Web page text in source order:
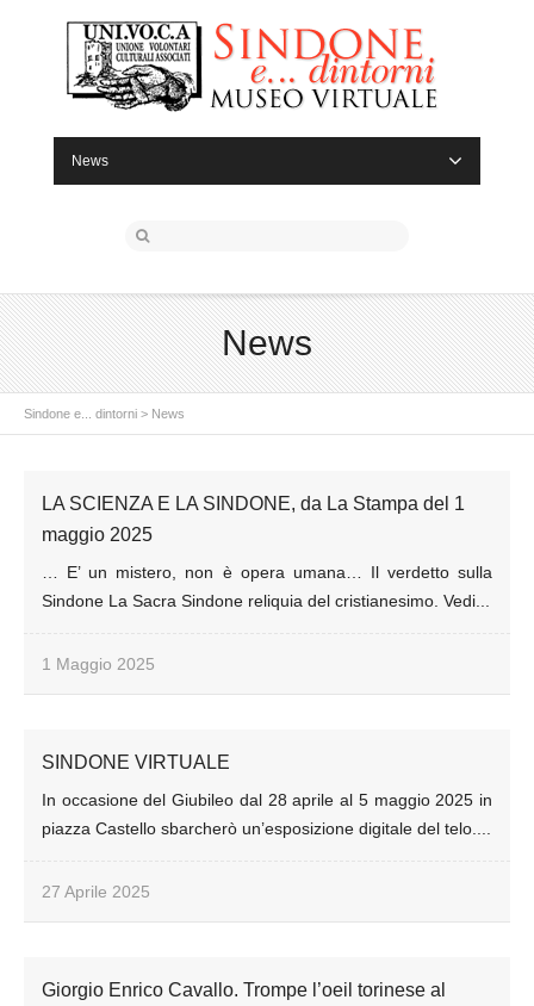
News
News
Sindone e... dintorni > News
LA SCIENZA E LA SINDONE, da La Stampa del 1
maggio 2025
… E’ un mistero, non è opera umana… Il verdetto sulla
Sindone La Sacra Sindone reliquia del cristianesimo. Vedi...
1 Maggio 2025
SINDONE VIRTUALE
In occasione del Giubileo dal 28 aprile al 5 maggio 2025 in
piazza Castello sbarcherò un’esposizione digitale del telo....
27 Aprile 2025
Giorgio Enrico Cavallo. Trompe l’oeil torinese al